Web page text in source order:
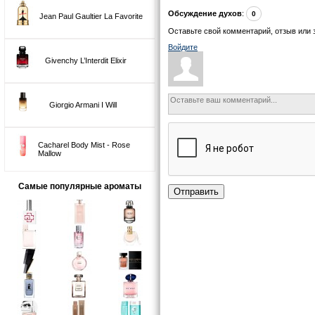
Jean Paul Gaultier La Favorite
Givenchy L’Interdit Elixir
Giorgio Armani I Will
Cacharel Body Mist - Rose
Mallow
Самые популярные ароматы
Обсуждение духов: 0
Оставьте свой комментарий, отзыв или
Войдите
Отправить